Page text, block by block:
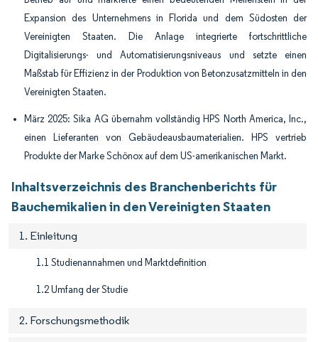
Expansion des Unternehmens in Florida und dem Südosten der
Vereinigten Staaten. Die Anlage integrierte fortschrittliche
Digitalisierungs- und Automatisierungsniveaus und setzte einen
Maßstab für Effizienz in der Produktion von Betonzusatzmitteln in den
Vereinigten Staaten.
März 2025: Sika AG übernahm vollständig HPS North America, Inc.,
einen Lieferanten von Gebäudeausbaumaterialien. HPS vertrieb
Produkte der Marke Schönox auf dem US-amerikanischen Markt.
Inhaltsverzeichnis des Branchenberichts für
Bauchemikalien in den Vereinigten Staaten
1. Einleitung
1.1 Studienannahmen und Marktdefinition
1.2 Umfang der Studie
2. Forschungsmethodik